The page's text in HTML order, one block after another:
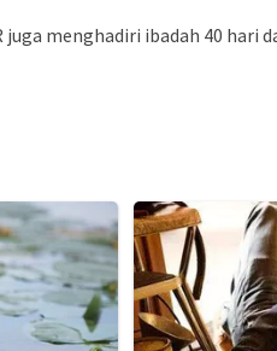
menghadiri ibadah 40 hari